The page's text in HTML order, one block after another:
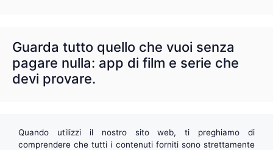
Guarda tutto quello che vuoi senza
pagare nulla: app di film e serie che
devi provare.
Quando utilizzi il nostro sito web, ti preghiamo di
comprendere che tutti i contenuti forniti sono strettamente